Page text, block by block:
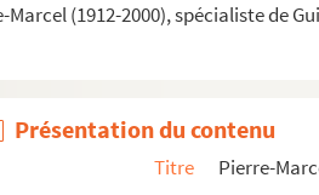
Marcel (1912-2000), spécialiste de
Présentation du contenu
Titre Pierre-